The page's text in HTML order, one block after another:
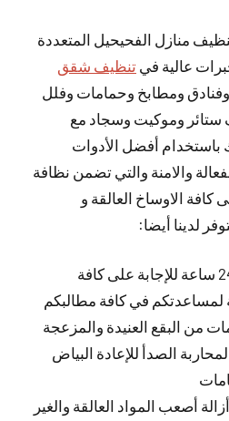
منازل الفحيحيل المتعددة
عالية في تنظيف شقق
ومطابخ وحمامات وفلل
ستائر وموكيت وسجاد مع
أفضل الأدوات
والامنة والتي تضمن نظافة
كافة الاوساخ العالقة و
لدينا أيضا:
تنظيف منازل خدمات 24 ساعة للإجابة على كافة
لمساعدتكم في كافة مطالبكم
من البقع العنيدة والمزعجة
الصدأ للإعادة البياض
أصعب المواد العالقة والغير